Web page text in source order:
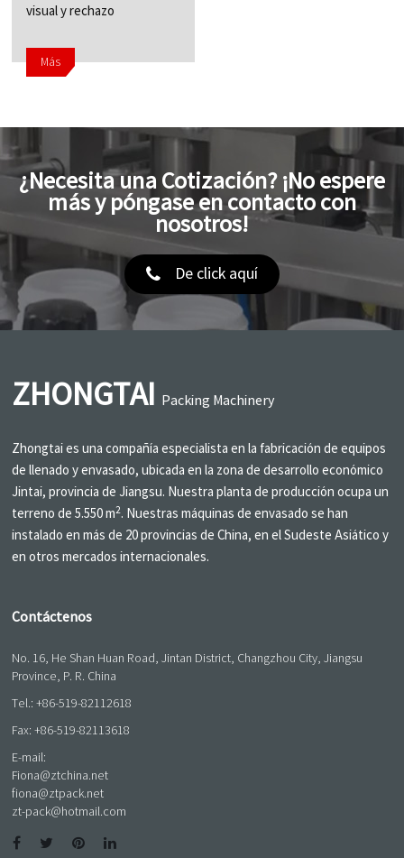
visual y rechazo
Más
¿Necesita una Cotización? ¡No espere
más y póngase en contacto con
nosotros!
De click aquí
ZHONGTAI Packing Machinery
Zhongtai es una compañía especialista en la fabricación de equipos
de llenado y envasado, ubicada en la zona de desarrollo económico
Jintai, provincia de Jiangsu. Nuestra planta de producción ocupa un
terreno de 5.550 m2. Nuestras máquinas de envasado se han
instalado en más de 20 provincias de China, en el Sudeste Asiático y
en otros mercados internacionales.
Contáctenos
No. 16, He Shan Huan Road, Jintan District, Changzhou City, Jiangsu
Province, P. R. China
Tel.:+86-519-82112618
Fax: +86-519-82113618
E-mail:
Fiona@ztchina.net
fiona@ztpack.net
zt-pack@hotmail.com